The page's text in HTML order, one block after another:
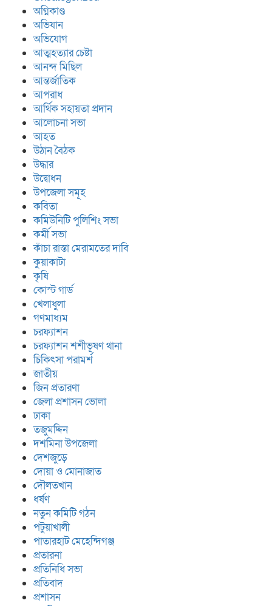
অগ্নিকাণ্ড
অভিযান
অভিযোগ
আত্মহত্যার চেষ্টা
আনন্দ মিছিল
আন্তর্জাতিক
আপরাধ
আর্থিক সহায়তা প্রদান
আলোচনা সভা
আহত
উঠান বৈঠক
উদ্ধার
উদ্বোধন
উপজেলা সমূহ
কবিতা
কমিউনিটি পুলিশিং সভা
কর্মী সভা
কাঁচা রাস্তা মেরামতের দাবি
কুয়াকাটা
কৃষি
কোস্ট গার্ড
খেলাধুলা
গণমাধ্যম
চরফ্যাশন
চরফ্যাশন শশীভূষণ থানা
চিকিৎসা পরামর্শ
জাতীয়
জিন প্রতারণা
জেলা প্রশাসন ভোলা
ঢাকা
তজুমদ্দিন
দশমিনা উপজেলা
দেশজুড়ে
দোয়া ও মোনাজাত
দৌলতখান
ধর্ষণ
নতুন কমিটি গঠন
পটুয়াখালী
পাতারহাট মেহেন্দিগঞ্জ
প্রতারনা
প্রতিনিধি সভা
প্রতিবাদ
প্রশাসন